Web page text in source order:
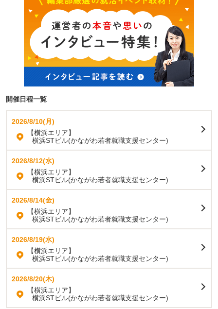
開催日程一覧
2026/8/10(月)
【横浜エリア】
横浜STビル(かながわ若者就職支援センター)
2026/8/12(水)
【横浜エリア】
横浜STビル(かながわ若者就職支援センター)
2026/8/14(金)
【横浜エリア】
横浜STビル(かながわ若者就職支援センター)
2026/8/19(水)
【横浜エリア】
横浜STビル(かながわ若者就職支援センター)
2026/8/20(木)
【横浜エリア】
横浜STビル(かながわ若者就職支援センター)